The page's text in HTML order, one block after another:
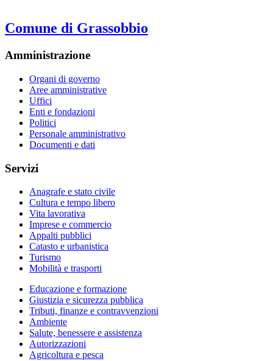
Comune di Grassobbio
Amministrazione
Organi di governo
Aree amministrative
Uffici
Enti e fondazioni
Politici
Personale amministrativo
Documenti e dati
Servizi
Anagrafe e stato civile
Cultura e tempo libero
Vita lavorativa
Imprese e commercio
Appalti pubblici
Catasto e urbanistica
Turismo
Mobilità e trasporti
Educazione e formazione
Giustizia e sicurezza pubblica
Tributi, finanze e contravvenzioni
Ambiente
Salute, benessere e assistenza
Autorizzazioni
Agricoltura e pesca